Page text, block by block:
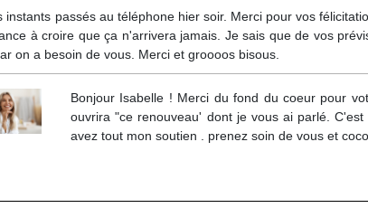
passés au téléphone hier soir. Merci pour vos
à croire que ça n'arrivera jamais. Je sais que de vos
on a besoin de vous. Merci et groooos bisous.
Bonjour Isabelle ! Merci du fond du coeur pour
ouvrira "ce renouveau' dont je vous ai parlé.
avez tout mon soutien . prenez soin de vous et